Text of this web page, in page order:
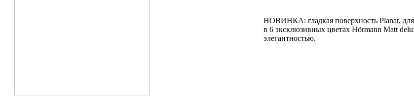
НОВИНКА: гладкая поверхность Planar,
в 6 эксклюзивных цветах Hörmann Matt
элегантностью.